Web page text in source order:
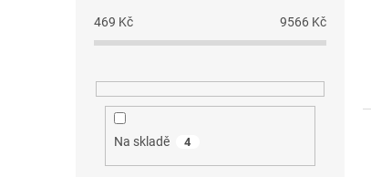
469 Kč 9566 Kč
Na skladě 4